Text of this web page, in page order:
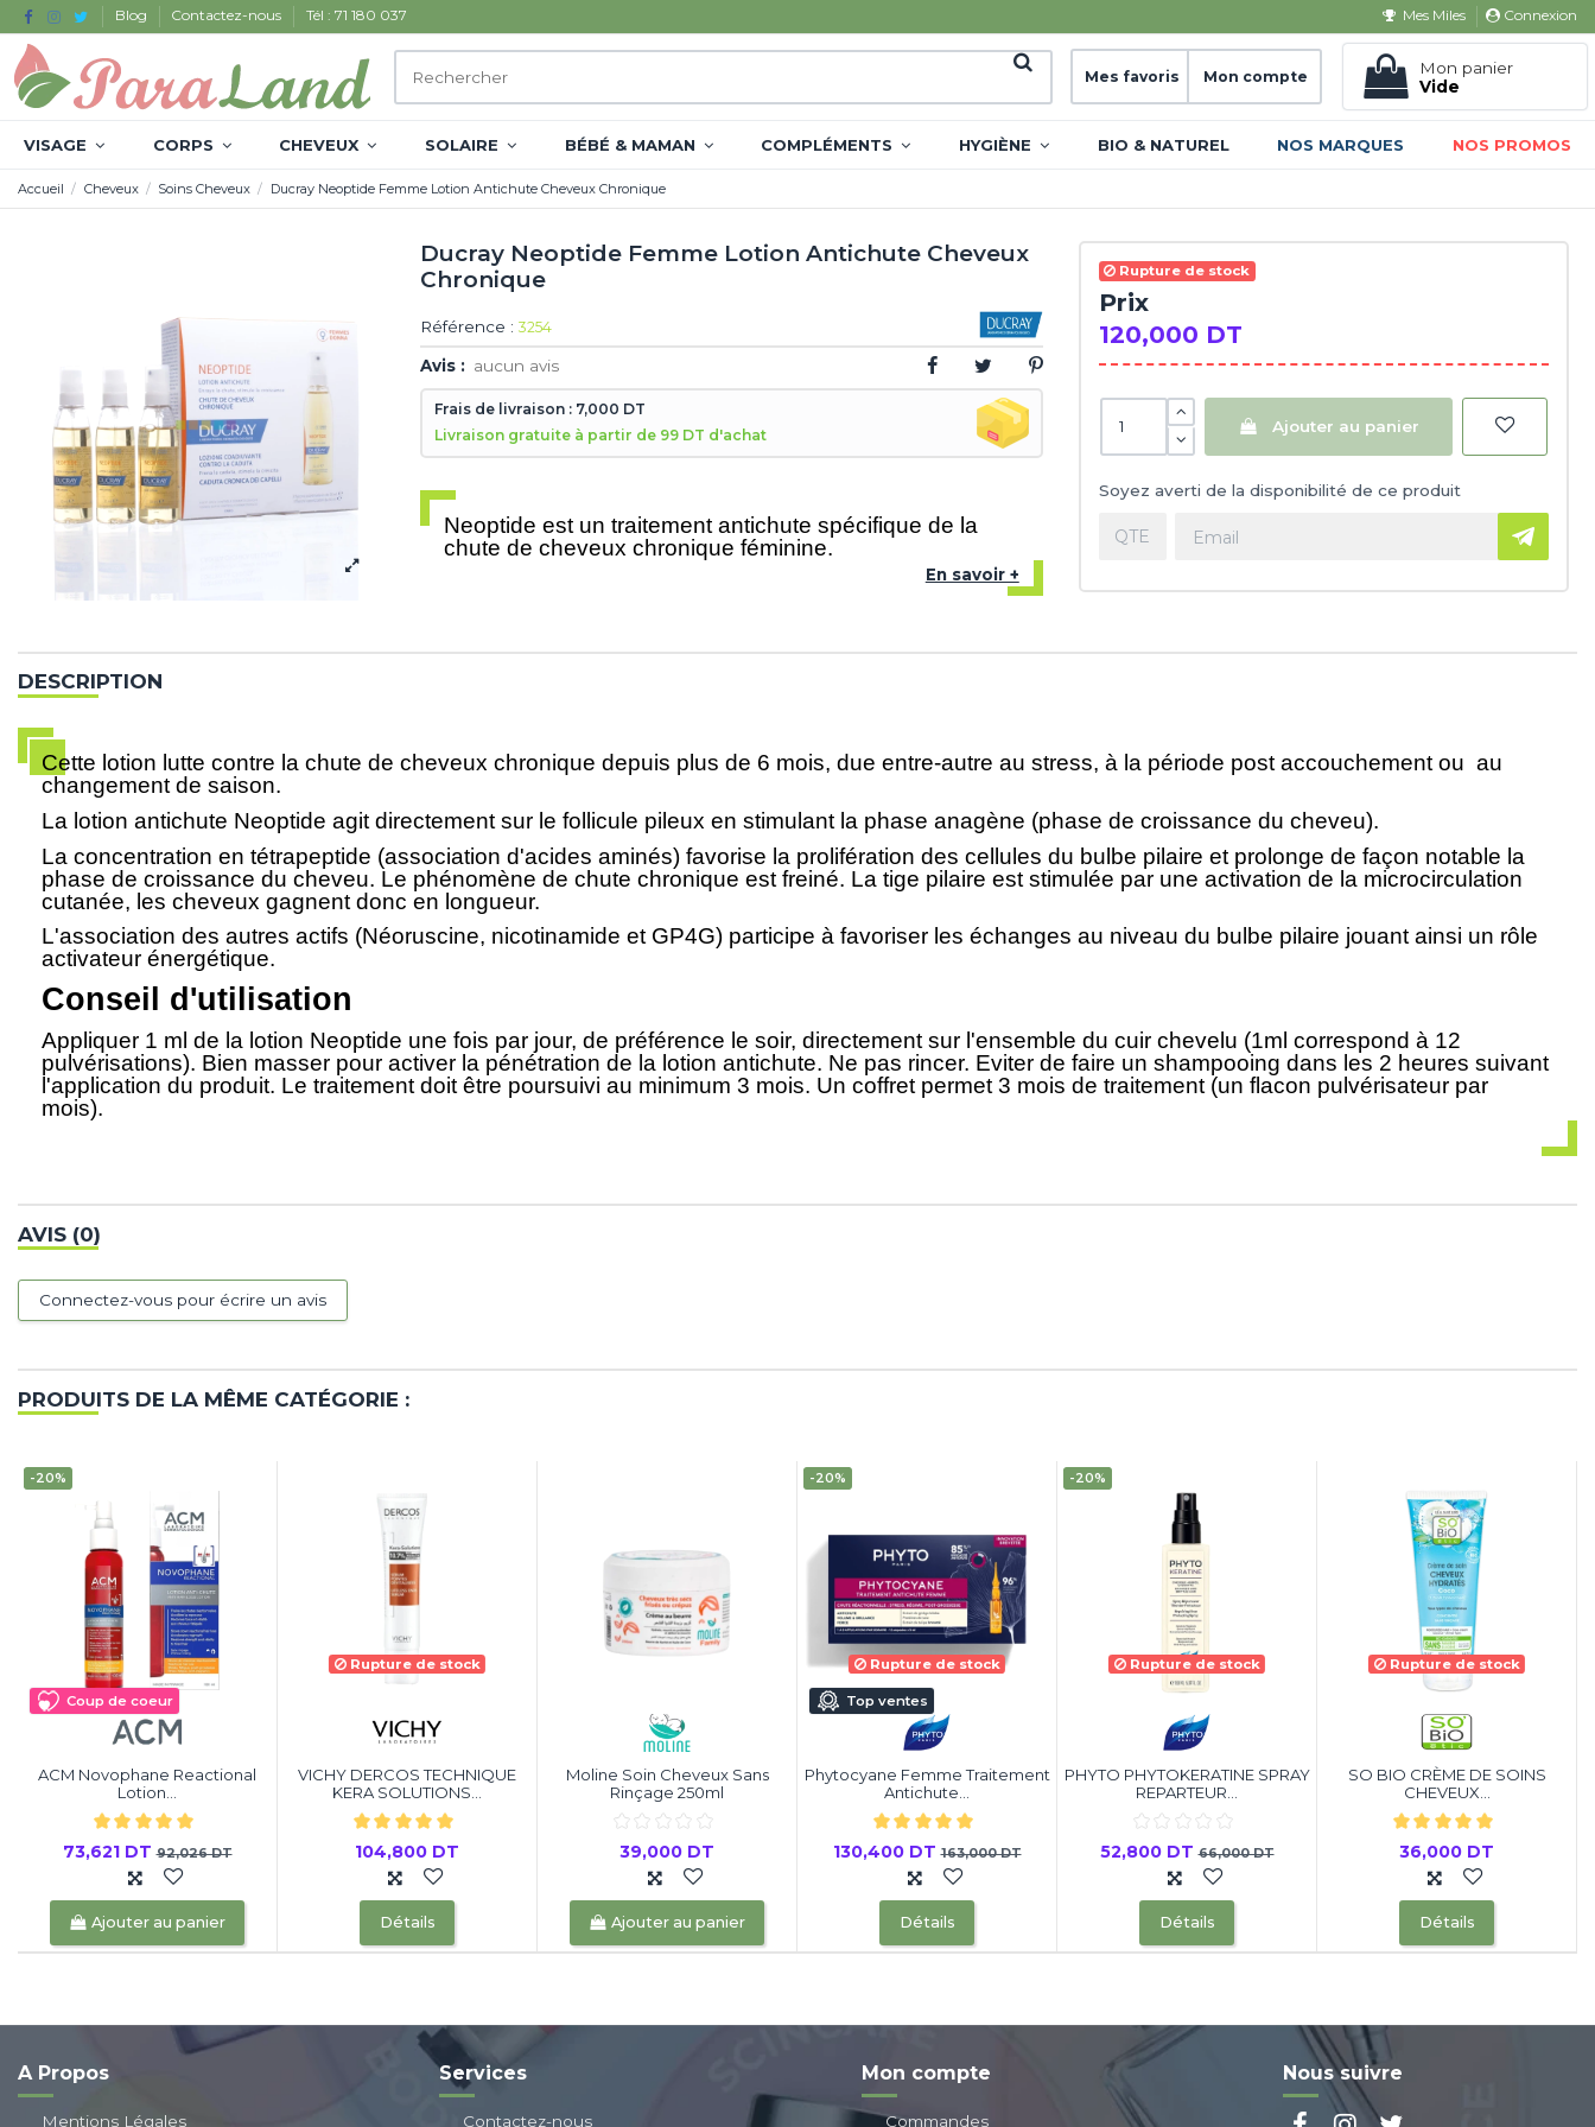
Blog Contactez-nous Tél : 71 180 037 Mes Miles Connexion
Mes favoris Mon compte
Mon panier
Vide
VISAGE CORPS CHEVEUX SOLAIRE BÉBÉ & MAMAN COMPLÉMENTS HYGIÈNE BIO & NATUREL NOS MARQUES NOS PROMOS
Accueil Cheveux Soins Cheveux Ducray Neoptide Femme Lotion Antichute Cheveux Chronique
Ducray Neoptide Femme Lotion Antichute Cheveux
Chronique
Référence : 3254
Avis : aucun avis
Frais de livraison : 7,000 DT
Livraison gratuite à partir de 99 DT d'achat
Neoptide est un traitement antichute spécifique de la
chute de cheveux chronique féminine.
En savoir +
Rupture de stock
Prix
120,000 DT
Ajouter au panier
Soyez averti de la disponibilité de ce produit
DESCRIPTION
Cette lotion lutte contre la chute de cheveux chronique depuis plus de 6 mois, due entre-autre au stress, à la période post accouchement ou au
changement de saison.
La lotion antichute Neoptide agit directement sur le follicule pileux en stimulant la phase anagène (phase de croissance du cheveu).
La concentration en tétrapeptide (association d'acides aminés) favorise la prolifération des cellules du bulbe pilaire et prolonge de façon notable la
phase de croissance du cheveu. Le phénomène de chute chronique est freiné. La tige pilaire est stimulée par une activation de la microcirculation
cutanée, les cheveux gagnent donc en longueur.
L'association des autres actifs (Néoruscine, nicotinamide et GP4G) participe à favoriser les échanges au niveau du bulbe pilaire jouant ainsi un rôle
activateur énergétique.
Conseil d'utilisation
Appliquer 1 ml de la lotion Neoptide une fois par jour, de préférence le soir, directement sur l'ensemble du cuir chevelu (1ml correspond à 12
pulvérisations). Bien masser pour activer la pénétration de la lotion antichute. Ne pas rincer. Eviter de faire un shampooing dans les 2 heures suivant
l'application du produit. Le traitement doit être poursuivi au minimum 3 mois. Un coffret permet 3 mois de traitement (un flacon pulvérisateur par
mois).
AVIS (0)
Connectez-vous pour écrire un avis
PRODUITS DE LA MÊME CATÉGORIE :
Coup de coeur
-20%
ACM Novophane Reactional
Lotion...
73,621 DT92,026 DT
Ajouter au panier
Rupture de stock
VICHY DERCOS TECHNIQUE
KERA SOLUTIONS...
104,800 DT
Détails
Moline Soin Cheveux Sans
Rinçage 250ml
39,000 DT
Ajouter au panier
Top ventes
-20%
Rupture de stock
Phytocyane Femme Traitement
Antichute...
130,400 DT163,000 DT
Détails
-20%
Rupture de stock
PHYTO PHYTOKERATINE SPRAY
REPARTEUR...
52,800 DT66,000 DT
Détails
Rupture de stock
SO BIO CRÈME DE SOINS
CHEVEUX...
36,000 DT
Détails
A Propos
Mentions Légales
Services
Contactez-nous
Mon compte
Commandes
Nous suivre